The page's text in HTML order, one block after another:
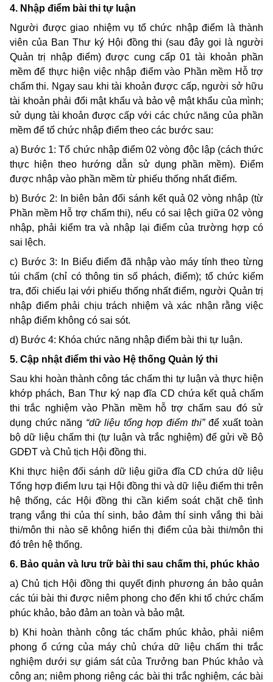
4. Nhập điểm bài thi tự luận
Người được giao nhiệm vụ tổ chức nhập điểm là thành
viên của Ban Thư ký Hội đồng thi (sau đây gọi là người
Quản trị nhập điểm) được cung cấp 01 tài khoản phần
mềm để thực hiện việc nhập điểm vào Phần mềm Hỗ trợ
chấm thi. Ngay sau khi tài khoản được cấp, người sở hữu
tài khoản phải đổi mật khẩu và bảo vệ mật khẩu của mình;
sử dụng tài khoản được cấp với các chức năng của phần
mềm để tổ chức nhập điểm theo các bước sau:
a) Bước 1: Tổ chức nhập điểm 02 vòng độc lập (cách thức
thực hiện theo hướng dẫn sử dụng phần mềm). Điểm
được nhập vào phần mềm từ phiếu thống nhất điểm.
b) Bước 2: In biên bản đối sánh kết quả 02 vòng nhập (từ
Phần mềm Hỗ trợ chấm thi), nếu có sai lệch giữa 02 vòng
nhập, phải kiểm tra và nhập lại điểm của trường hợp có
sai lệch.
c) Bước 3: In Biểu điểm đã nhập vào máy tính theo từng
túi chấm (chỉ có thông tin số phách, điểm); tổ chức kiểm
tra, đối chiếu lại với phiếu thống nhất điểm, người Quản trị
nhập điểm phải chịu trách nhiệm và xác nhận rằng việc
nhập điểm không có sai sót.
d) Bước 4: Khóa chức năng nhập điểm bài thi tự luận.
5. Cập nhật điểm thi vào Hệ thống Quản lý thi
Sau khi hoàn thành công tác chấm thi tự luận và thực hiện
khớp phách, Ban Thư ký nạp đĩa CD chứa kết quả chấm
thi trắc nghiệm vào Phần mềm hỗ trợ chấm sau đó sử
dụng chức năng “dữ liệu tổng hợp điểm thi”để xuất toàn
bộ dữ liệu chấm thi (tự luận và trắc nghiệm) để gửi về Bộ
GDĐT và Chủ tịch Hội đồng thi.
Khi thực hiện đối sánh dữ liệu giữa đĩa CD chứa dữ liệu
Tổng hợp điểm lưu tại Hội đồng thi và dữ liệu điểm thi trên
hệ thống, các Hội đồng thi cần kiểm soát chặt chẽ tình
trạng vắng thi của thí sinh, bảo đảm thí sinh vắng thi bài
thi/môn thi nào sẽ không hiển thị điểm của bài thi/môn thi
đó trên hệ thống.
6. Bảo quản và lưu trữ bài thi sau chấm thi, phúc khảo
a) Chủ tịch Hội đồng thi quyết định phương án bảo quản
các túi bài thi được niêm phong cho đến khi tổ chức chấm
phúc khảo, bảo đảm an toàn và bảo mật.
b) Khi hoàn thành công tác chấm phúc khảo, phải niêm
phong ổ cứng của máy chủ chứa dữ liệu chấm thi trắc
nghiệm dưới sự giám sát của Trưởng ban Phúc khảo và
công an; niêm phong riêng các bài thi trắc nghiệm, các bài